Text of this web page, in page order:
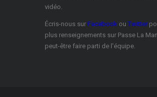
vidéo.
Écris-nous sur Facebook ouTwitter
plus renseignements sur Passe La
peut-être faire parti de l'équipe.